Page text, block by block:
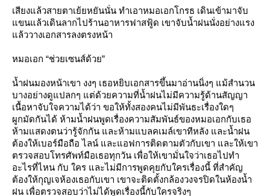
เสียงแล้วสายตาเย้ยหยันนั่น ทำเอาหมอเอกโกรธ เดินเข้ามาจับ
ขนแล้วเดินลากไปร้านอาหารฟาสฟู้ด เขาจับน้ำฝนนั่งอย่างแรง
ล้ววางเอกสารลงตรงหน้า
หมอเอก “ช่วยเซนส์ด้วย”
น้ำฝนมองหน้าเขา งงๆ เธอหยิบเอกสารขึ้นมาอ่านนิ่งๆ แม้สำนวน
บางอย่างดูแปลกๆ แต่ด้วยความที่น้ำฝนไม่มีความรู้ด้านสัญญา
เนื้อหาจับใจความได้ว่า ขอให้ทั้งสองคนไม่มีพันธะเรื่องใดๆ
ผูกมัดกันได้ ห้ามน้ำฝนพูดเรื่องความสัมพันธ์ของหมอเอกกับเธอ
ห้ามแสดงตนว่ารู้จักกัน และห้ามแบลคเมล์เขาทีหลัง และน้ำฝน
ต้องให้เบอร์มือถือ ไลน์ และแอฟการติดตามตัวกับเขา และให้เขา
ตรวจสอบโทรศัพท์มือเธอทุกวัน เพื่อให้เขามั่นใจว่าเธอไปทำ
อะไรที่ไหน กับ ใคร และไม่มีการพูดคุยกับใครเรื่องนี้ ที่สำคัญ
ต้องให้กุญเจห้องเธอกับเขา เขาจะติดตั้งกล้องวงจรปิดในห้องน้ำ
ฝน เพื่อตรวจสอบว่าไม่ได้พูดเรื่องนี้กับใครจริงๆ